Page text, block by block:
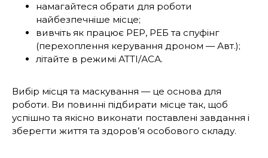
намагайтеся обрати для роботи
найбезпечніше місце;
вивчіть як працює РЕР, РЕБ та спуфінг
(перехоплення керування дроном — Авт.);
літайте в режимі АТТІ/АСА.
Вибір місця та маскування — це основа для
роботи. Ви повинні підбирати місце так, щоб
успішно та якісно виконати поставлені завдання і
зберегти життя та здоров’я особо­вого складу.